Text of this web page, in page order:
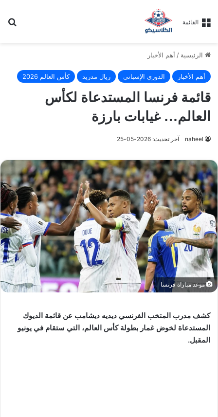
القائمة
الرئيسية / أهم الأخبار
أهم الأخبار الدوري الإسباني ريال مدريد كأس العالم 2026
قائمة فرنسا المستدعاة لكأس
العالم… غيابات بارزة
naheel آخر تحديث: 2026-05-25
موعد مباراة فرنسا
كشف مدرب المتخب الفرنسي ديديه ديشامب عن قائمة الديوك
المستدعاة لخوض غمار بطولة كأس العالم، التي ستقام في يونيو
المقبل.